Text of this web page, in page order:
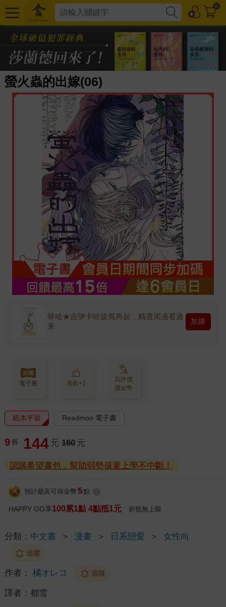
0
螢火蟲的出嫁(06)
呀哈★吉伊卡哇旋風再起，精選周邊看過
來
加購
電子書 喜歡+1
寫評價
賺金幣
紙本平裝 Readmoo 電子書
9 折 144 元 160 元
認購希望書包，幫助弱勢孩童上學不中斷！
預計最高可得金幣 5 點
HAPPY GO享100累1點 4點抵1元 折抵無上限
分類： 中文書 ＞ 漫畫 ＞ 日系戀愛 ＞ 女性向
追蹤
作者： 橘オレコ 追蹤
譯者： 都雪